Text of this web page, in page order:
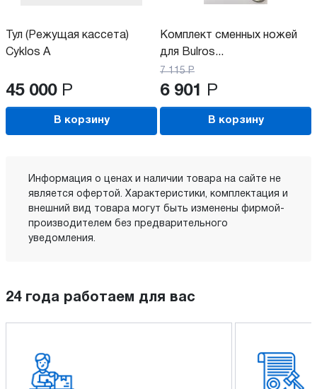
Тул (Режущая кассета)
Cyklos A
45 000 Р
В корзину
Комплект сменных ножей
для Bulros...
7 115 Р
6 901 Р
В корзину
Информация о ценах и наличии товара на сайте не
является офертой. Характеристики, комплектация и
внешний вид товара могут быть изменены фирмой-
производителем без предварительного
уведомления.
24 года работаем для вас